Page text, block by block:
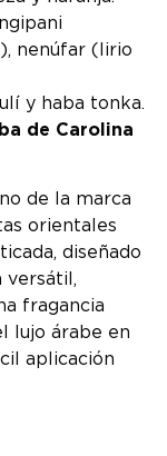
nenúfar (lirio
y haba tonka.
de Carolina
de la marca
orientales
diseñado
versátil,
fragancia
lujo árabe en
aplicación